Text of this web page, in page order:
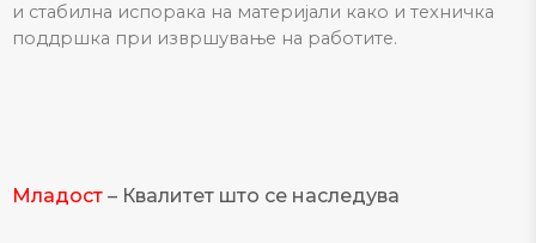
и стабилна испорака на материјали како и техничка
поддршка при извршување на работите.
Mладост – Квалитет што се наследува